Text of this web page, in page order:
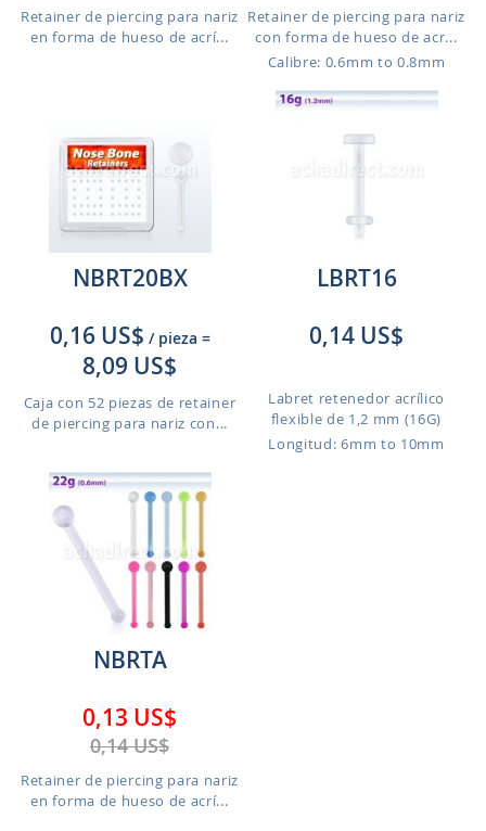
Retainer de piercing para nariz
en forma de hueso de acrí...
Retainer de piercing para nariz
con forma de hueso de acr...
Calibre: 0.6mm to 0.8mm
NBRT20BX
0,16 US$ / pieza =
8,09 US$
Caja con 52 piezas de retainer
de piercing para nariz con...
LBRT16
0,14 US$
Labret retenedor acrílico
flexible de 1,2 mm (16G)
Longitud: 6mm to 10mm
NBRTA
0,13 US$
0,14 US$
Retainer de piercing para nariz
en forma de hueso de acrí...